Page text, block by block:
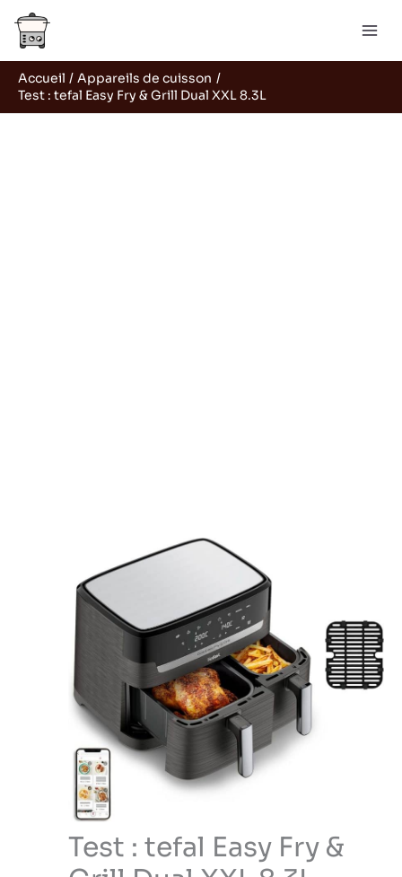
Aller
contenu
Accueil
Appareils de cuisson
Test : tefal Easy Fry & Grill Dual XXL 8.3L
Test : tefal Easy Fry &
Rechercher